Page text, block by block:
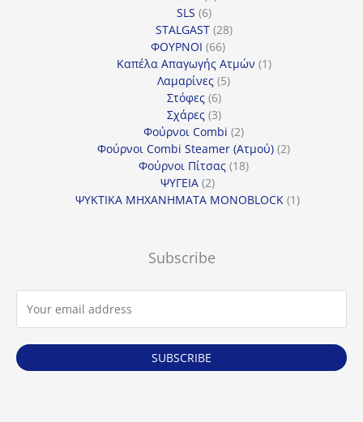
SLS 66
προϊόντα
STALGAST 2828
ΦΟΥΡΝΟΙ 6666
προϊόντα
Καπέλα Απαγωγής Ατμών 11
Λαμαρίνες 55
Στόφες 66
προϊόντα
Σχάρες 33
προϊόντα
Φούρνοι Combi 22
προϊόντα
Φούρνοι Combi Steamer (Ατμού) 22
Φούρνοι Πίτσας 1818
ΨΥΓΕΙΑ 22
προϊόντα
ΨΥΚΤΙΚΑ ΜΗΧΑΝΗΜΑΤΑ MONOBLOCK 11
Subscribe
SUBSCRIBE